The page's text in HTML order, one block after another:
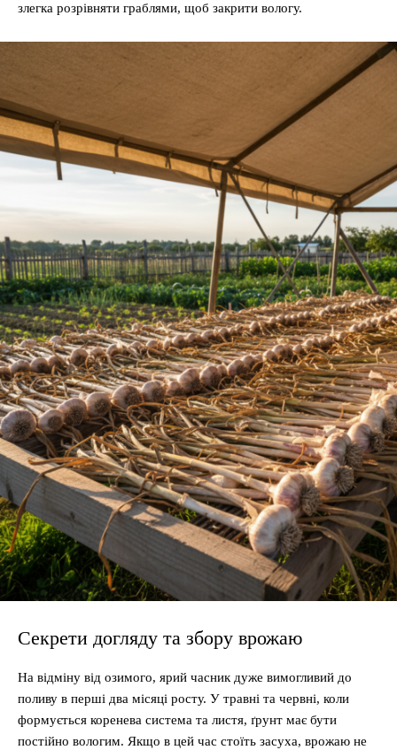
злегка розрівняти граблями, щоб закрити вологу.
Секрети догляду та збору врожаю
На відміну від озимого, ярий часник дуже вимогливий до
поливу в перші два місяці росту. У травні та червні, коли
формується коренева система та листя, ґрунт має бути
постійно вологим. Якщо в цей час стоїть засуха, врожаю не